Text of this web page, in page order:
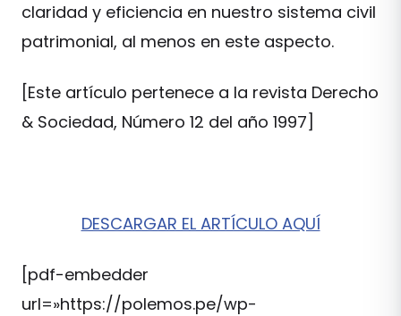
claridad y eficiencia en nuestro sistema civil
patrimonial, al menos en este aspecto.
[Este artículo pertenece a la revista Derecho
& Sociedad, Número 12 del año 1997]
DESCARGAR EL ARTÍCULO AQUÍ
[pdf-embedder
url=»https://polemos.pe/wp-